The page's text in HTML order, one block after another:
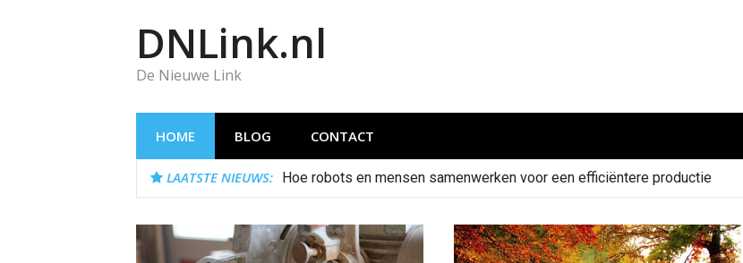
DNLink.nl
De Nieuwe Link
HOME BLOG CONTACT
LAATSTE NIEUWS: Hoe robots en mensen samenwerken voor een efficiëntere productie